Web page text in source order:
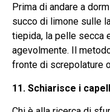
Prima di andare a
succo di limone sulle
tiepida, la pelle secca
agevolmente. Il
fronte di screpolature
11. Schiarisce i